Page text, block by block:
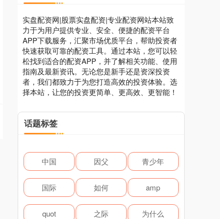
实盘配资网|股票实盘配资|专业配资网站本站致
力于为用户提供专业、安全、便捷的配资平台
APP下载服务，汇聚市场优质平台，帮助投资者
快速获取可靠的配资工具。通过本站，您可以轻
松找到适合的配资APP，并了解相关功能、使用
指南及最新资讯。无论您是新手还是资深投资
者，我们都致力于为您打造高效的投资体验。选
择本站，让您的投资更简单、更高效、更智能！
话题标签
中国 因父 青少年
国际 如何 amp
quot 之际 为什么